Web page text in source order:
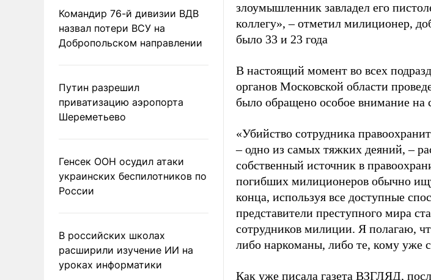
Командир 76-й дивизии ВДВ
назвал потери ВСУ на
Добропольском направлении
Путин разрешил
приватизацию аэропорта
Шереметьево
Генсек ООН осудил атаки
украинских беспилотников по
России
В российских школах
расширили изучение ИИ на
уроках информатики
злоумышленник завладел его
коллегу», – отметил милиционер,
было 33 и 23 года
В настоящий момент во всех
органов Московской области
было обращено особое внимание на
«Убийство сотрудника
– одно из самых тяжких деяний, –
собственный источник в
погибших милиционеров обычно
конца, используя все доступные
представители преступного мира
сотрудников милиции. Я полагаю,
либо наркоманы, либо те, кому уже
Как уже писала газета ВЗГЛЯД,